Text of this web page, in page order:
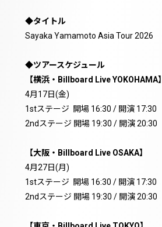
◆タイトル
Sayaka Yamamoto Asia Tour 2026
◆ツアースケジュール
【横浜・Billboard Live YOKOHAMA】
4月17日(金)
1stステージ 開場 16:30 / 開演 17:30
2ndステージ 開場 19:30 / 開演 20:30
【大阪・Billboard Live OSAKA】
4月27日(月)
1stステージ 開場 16:30 / 開演 17:30
2ndステージ 開場 19:30 / 開演 20:30